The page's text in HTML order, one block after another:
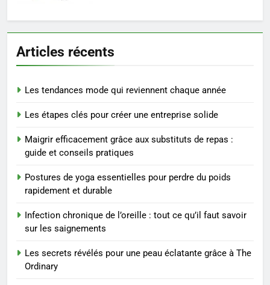
seniors: aménagement et
exercices
Voyance à La Rochelle : où
trouver un accompagnement
sérieux à un tarif juste ?
BIEN ÊTRE
reviennent chaque année
MODE
2
Articles récents
Les tendances mode qui reviennent chaque année
Les étapes clés pour créer une entreprise solide
Maigrir efficacement grâce aux substituts de repas :
guide et conseils pratiques
Postures de yoga essentielles pour perdre du poids
rapidement et durable
Infection chronique de l’oreille : tout ce qu’il faut savoir
sur les saignements
Les secrets révélés pour une peau éclatante grâce à The
Ordinary